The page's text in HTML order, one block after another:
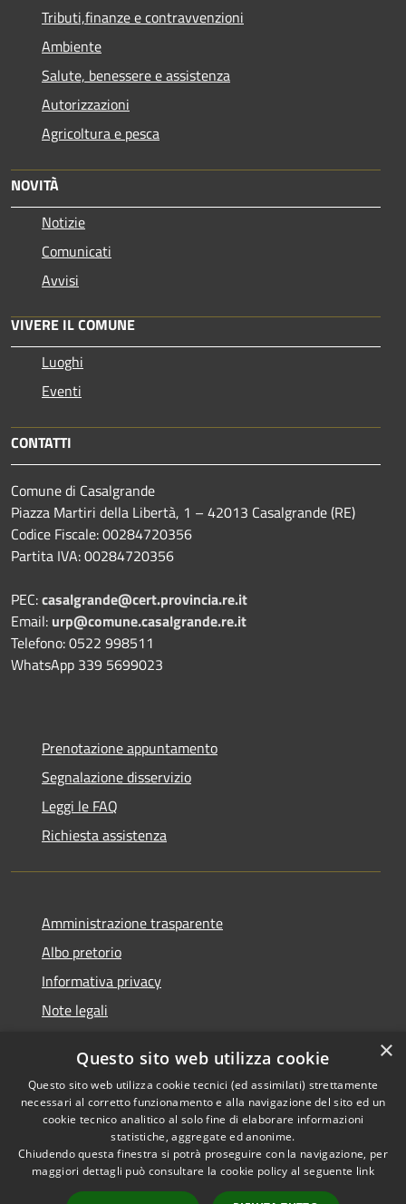
Tributi,finanze e contravvenzioni
Ambiente
Salute, benessere e assistenza
Autorizzazioni
Agricoltura e pesca
NOVITÀ
Notizie
Comunicati
Avvisi
VIVERE IL COMUNE
Luoghi
Eventi
CONTATTI
Comune di Casalgrande
Piazza Martiri della Libertà, 1 – 42013 Casalgrande (RE)
Codice Fiscale: 00284720356
Partita IVA: 00284720356
PEC:casalgrande@cert.provincia.re.it
Email: urp@comune.casalgrande.re.it
Telefono: 0522 998511
WhatsApp 339 5699023
Prenotazione appuntamento
Segnalazione disservizio
Leggi le FAQ
Richiesta assistenza
Amministrazione trasparente
Albo pretorio
Informativa privacy
Note legali
Piano di miglioramento del sito
RSS
Accessibilità
Copyright © 2026 • Comune di
Casalgrande • Powered by
×
Questo sito web utilizza cookie
Questo sito web utilizza cookie tecnici (ed assimilati) strettamente
necessari al corretto funzionamento e alla navigazione del sito ed un
cookie tecnico analitico al solo fine di elaborare informazioni
statistiche, aggregate ed anonime.
Chiudendo questa finestra si potrà proseguire con la navigazione, per
maggiori dettagli può consultare la cookie policy al seguente link